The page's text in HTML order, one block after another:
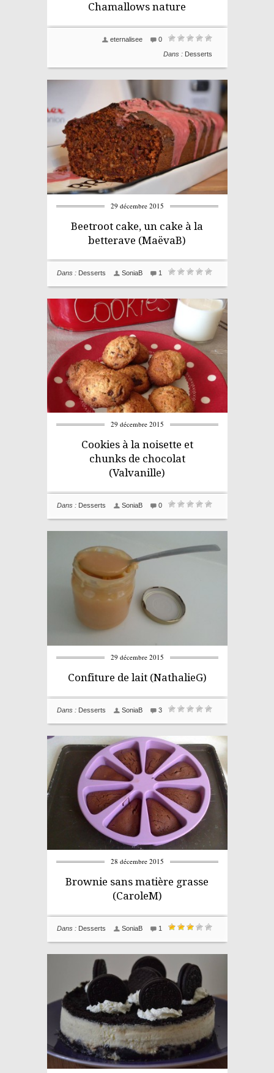
Chamallows nature
0
eternalisee
Dans : Desserts
29 décembre 2015
Beetroot cake, un cake à la
betterave (MaëvaB)
1
SoniaB
Dans : Desserts
29 décembre 2015
Cookies à la noisette et
chunks de chocolat
(Valvanille)
0
SoniaB
Dans : Desserts
29 décembre 2015
Confiture de lait (NathalieG)
3
SoniaB
Dans : Desserts
28 décembre 2015
Brownie sans matière grasse
(CaroleM)
1
SoniaB
Dans : Desserts